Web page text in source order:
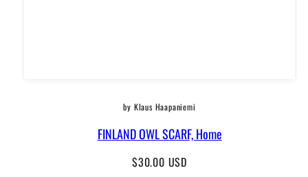
by Klaus Haapaniemi
FINLAND OWL SCARF, Home
Regular
$30.00 USD